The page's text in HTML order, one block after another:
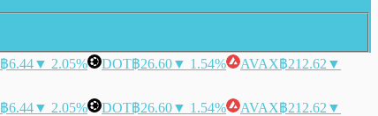
฿6.44▼ 2.05% DOT฿26.60▼ 1.54% AVAX฿212.62 ▼
฿6.44▼ 2.05% DOT฿26.60▼ 1.54% AVAX฿212.62 ▼